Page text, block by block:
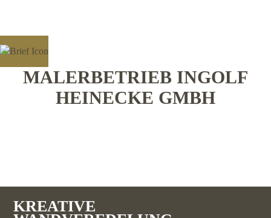
MALERBETRIEB INGOLF
HEINECKE GMBH
KREATIVE